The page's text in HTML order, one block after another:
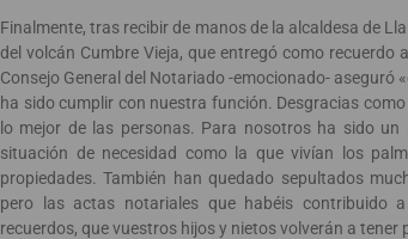
Finalmente, tras recibir de manos de la alcaldesa de
del volcán Cumbre Vieja, que entregó como recuerdo
Consejo General del Notariado -emocionado- aseguró
ha sido cumplir con nuestra función. Desgracias
lo mejor de las personas. Para nosotros ha sido
situación de necesidad como la que vivían los
propiedades. También han quedado sepultados
pero las actas notariales que habéis contribuido
recuerdos, que vuestros hijos y nietos volverán a tener